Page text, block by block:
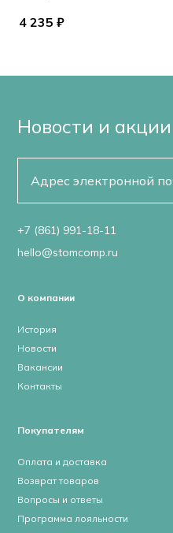
4 235 ₽
Новости и акции
+7 (861) 991-18-11
hello@stomcomp.ru
О компании
История
Новости
Вакансии
Контакты
Покупателям
Оплата и доставка
Возврат товаров
Вопросы и ответы
Программа лояльности